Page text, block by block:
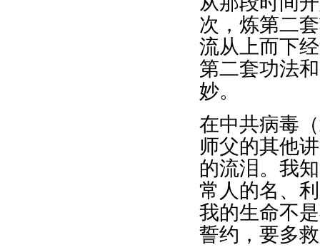
次，炼第二
流从上而下
第二套功法
妙。
在中共病毒
师父的其他
的流泪。我
常人的名、
我的生命不
誓约，要多